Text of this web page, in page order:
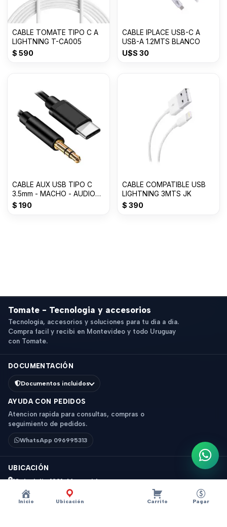
Inicio Ubicación Carrito Pagar
CABLE TOMATE TIPO C A
LIGHTNING T-CA005
$ 590
CABLE IPLACE USB-C A
USB-A 1.2MTS BLANCO
U$S 30
CABLE AUX USB TIPO C
3.5mm - MACHO - AUDIO
-1000mm
$ 190
CABLE COMPATIBLE USB
LIGHTNING 3MTS JK
$ 390
Tomate - Tecnologia y accesorios
Tecnologia, accesorios y soluciones para tu dia a dia.
Compra facil y recibi en Montevideo y todo Uruguay
con Tomate.
DOCUMENTACIÓN
Documentos incluidos
AYUDA CON PEDIDOS
Atencion rapida para consultas, compras o
seguimiento de pedidos.
WhatsApp 096995313
UBICACIÓN
18 de Julio 1831, Montevideo
Horario: 9 a 18 hs